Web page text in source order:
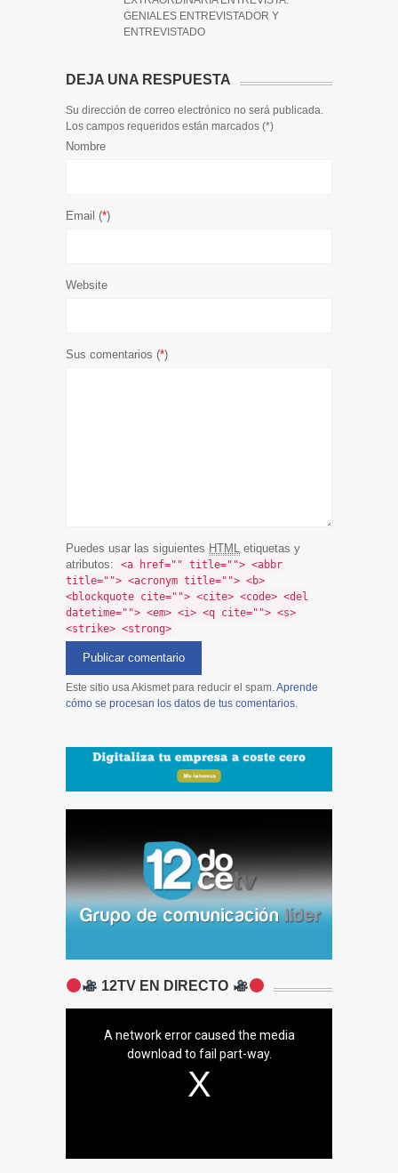
GENIALES ENTREVISTADOR Y
ENTREVISTADO
DEJA UNA RESPUESTA
Su dirección de correo electrónico no será publicada.
Los campos requeridos están marcados (*)
Nombre
Email (*)
Website
Sus comentarios (*)
Puedes usar las siguientes HTML etiquetas y
atributos:
<a href="" title=""> <abbr
title=""> <acronym title=""> <b>
<blockquote cite=""> <cite> <code> <del
datetime=""> <em> <i> <q cite=""> <s>
<strike> <strong>
Este sitio usa Akismet para reducir el spam.Aprende
cómo se procesan los datos de tus comentarios.
12TV EN DIRECTO
A network error caused the media
download to fail part-way.